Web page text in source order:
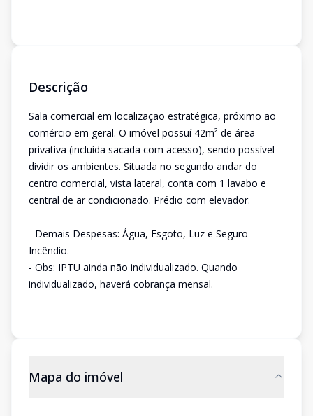
Descrição
Sala comercial em localização estratégica, próximo ao
comércio em geral. O imóvel possuí 42m² de área
privativa (incluída sacada com acesso), sendo possível
dividir os ambientes. Situada no segundo andar do
centro comercial, vista lateral, conta com 1 lavabo e
central de ar condicionado. Prédio com elevador.
- Demais Despesas: Água, Esgoto, Luz e Seguro
Incêndio.
- Obs: IPTU ainda não individualizado. Quando
individualizado, haverá cobrança mensal.
Mapa do imóvel